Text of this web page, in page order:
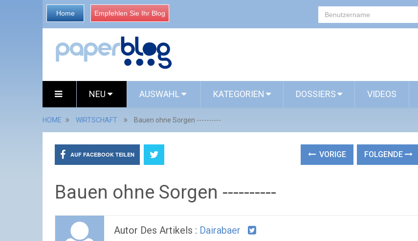
Home Empfehlen Sie Ihr Blog
NEU AUSWAHL KATEGORIEN DOSSIERS VIDEOS
HOME WIRTSCHAFT Bauen ohne Sorgen ----------
AUF FACEBOOK TEILEN VORIGE FOLGENDE
Bauen ohne Sorgen ----------
Autor Des Artikels : Dairabaer